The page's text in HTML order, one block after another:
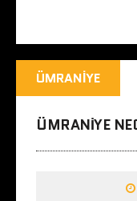
ÜMRANIYE
ÜMRANIYE